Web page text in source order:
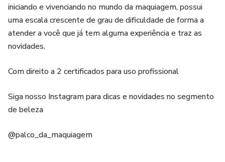
iniciando e vivenciando no mundo da maquiagem, possui
uma escala crescente de grau de dificuldade de forma a
atender a você que já tem alguma experiência e traz as
novidades.
Com direito a 2 certificados para uso profissional
Siga nosso Instagram para dicas e novidades no segmento
de beleza
@palco_da_maquiagem